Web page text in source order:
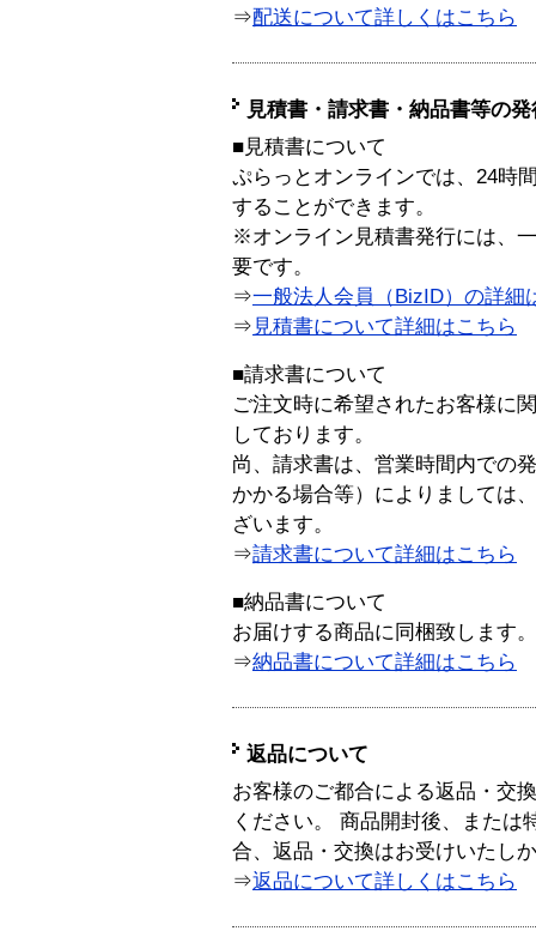
⇒配送について詳しくはこちら
見積書・請求書・納品書等の
■見積書について
ぷらっとオンラインでは、24時
することができます。
※オンライン見積書発行には、
要です。
⇒一般法人会員（BizID）の詳細
⇒ 見積書について詳細はこちら
■請求書について
ご注文時に希望されたお客様に
しております。
尚、請求書は、営業時間内での
かかる場合等）によりましては
ざいます。
⇒請求書について詳細はこちら
■納品書について
お届けする商品に同梱致します。
⇒納品書について詳細はこちら
返品について
お客様のご都合による返品・交
ください。 商品開封後、または
合、返品・交換はお受けいたし
⇒返品について詳しくはこちら